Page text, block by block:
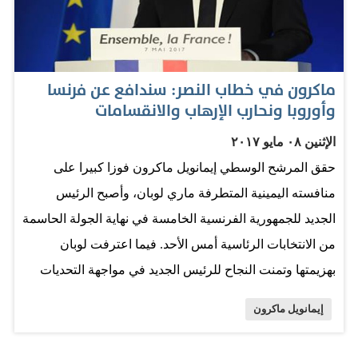
مواجهة «التحديات الكبرى». وأكدت أن النسبة التي حصلت
عليها لم يسبق لها مثيل، وأن الجبهة الوطنية ستكون قوة
المعارضة الرئيسة لماكرون. كما هنأ الرئيس الفرنسي
فرانسوا هولاند «بحرارة» ماكرون. واعتبر رئيس الوزراء
الفرنسي برنار كازنوف، أن الشعب الفرنسي، بانتخاب
ماكرون «اختار أن يبقى في قلب أوروبا». وشهدت الفترة بين
دورتي الانتخابات عمليات انضمام واسعة لمعسكر ماكرون
بهدف قطع الطريق على لوبن. المصدر: الإمارات اليوم
ماكرون في خطاب النصر: سندافع عن فرنسا
وأوروبا ونحارب الإرهاب والانقسامات
الإثنين ٠٨ مايو ٢٠١٧
حقق المرشح الوسطي إيمانويل ماكرون فوزا كبيرا على
منافسته اليمينية المتطرفة ماري لوبان، وأصبح الرئيس
الجديد للجمهورية الفرنسية الخامسة في نهاية الجولة الحاسمة
من الانتخابات الرئاسية أمس الأحد. فيما اعترفت لوبان
بهزيمتها وتمنت النجاح للرئيس الجديد في مواجهة التحديات
إيمانويل ماكرون